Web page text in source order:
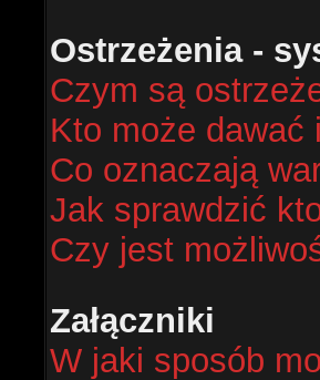
Ostrzeżenia -
Czym są
Kto może dawać
Co oznaczają
Jak sprawdzić
Czy jest
Załączniki
W jaki sposób